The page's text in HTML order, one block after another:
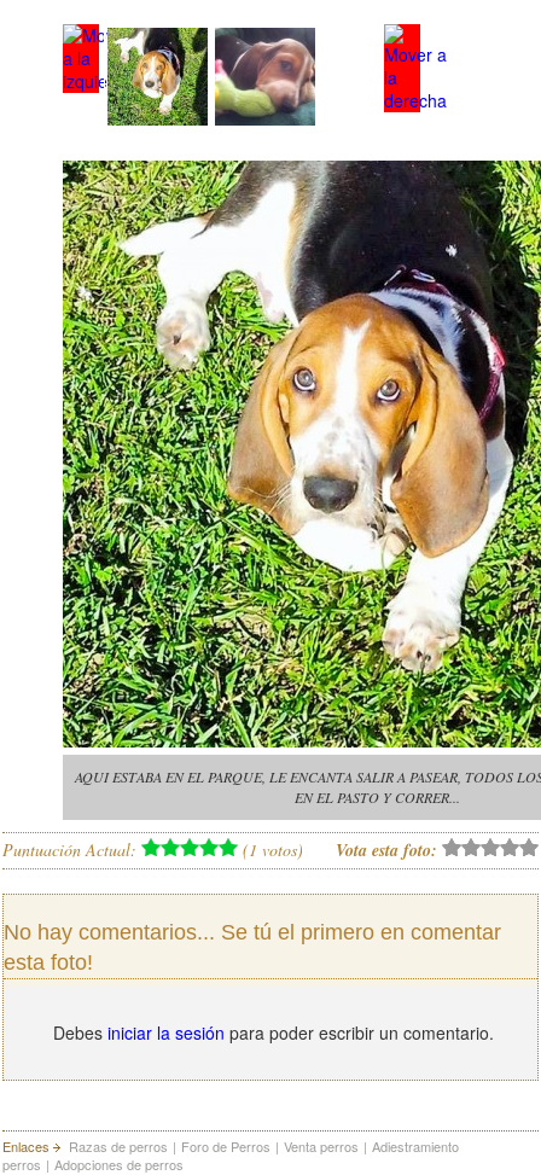
AQUI ESTABA EN EL PARQUE, LE ENCANTA SALIR A PASEAR, TODOS
EN EL PASTO Y CORRER...
Puntuación Actual: (1 votos) Vota esta foto:
No hay comentarios... Se tú el primero en comentar
esta foto!
Debes iniciar la sesión para poder escribir un comentario.
Enlaces Razas de perros | Foro de Perros | Venta perros | Adiestramiento
perros | Adopciones de perros